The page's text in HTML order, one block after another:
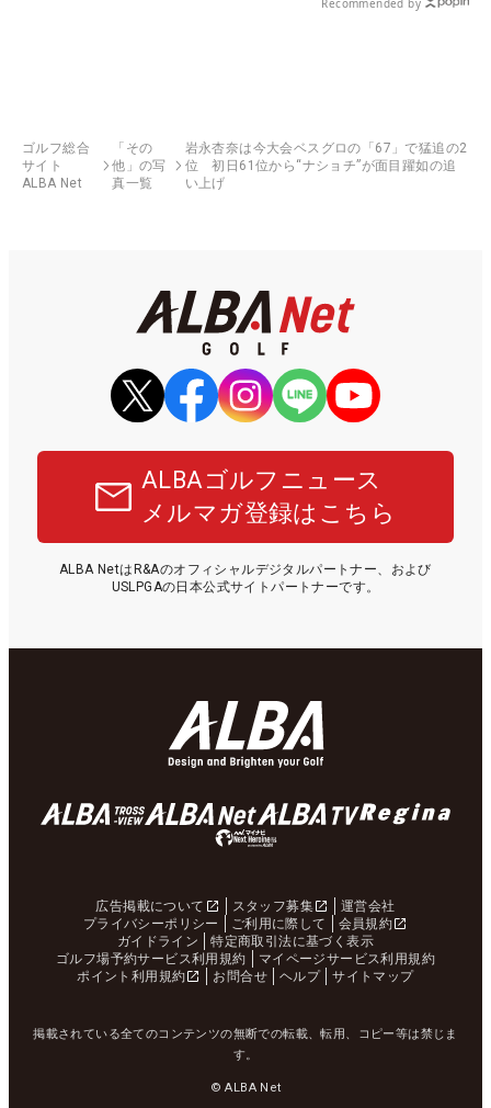
Recommended by
ゴルフ総合
サイト
ALBA Net
「その
他」の写
真一覧
岩永杏奈は今大会ベスグロの「67」で猛追の2
位 初日61位から“ナショチ”が面目躍如の追
い上げ
ALBAゴルフニュース
メルマガ登録はこちら
ALBA NetはR&Aのオフィシャルデジタルパートナー、および
USLPGAの日本公式サイトパートナーです。
広告掲載について スタッフ募集
運営会社
プライバシーポリシー
ご利用に際して
会員規約
ガイドライン
特定商取引法に基づく表示
ゴルフ場予約サービス利用規約
マイページサービス利用規約
ポイント利用規約
お問合せ ヘルプ サイトマップ
掲載されている全てのコンテンツの無断での転載、転用、コピー等は禁じま
す。
© ALBA Net